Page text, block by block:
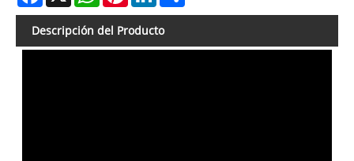
Descripción del Producto